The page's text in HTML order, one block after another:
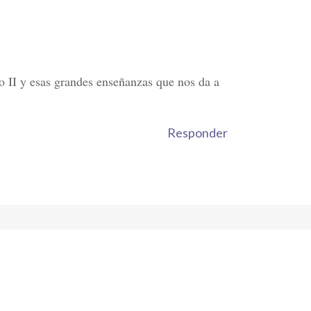
y esas grandes enseñanzas que nos da a
Responder